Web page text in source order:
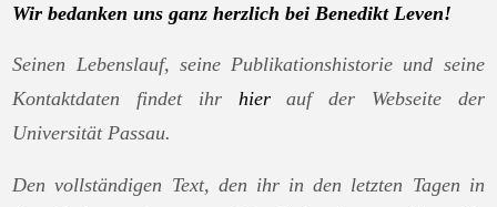
Wir bedanken uns ganz herzlich bei Benedikt Leven!
Seinen Lebenslauf, seine Publikationshistorie und seine
Kontaktdaten findet ihr hierauf der Webseite der
Universität Passau.
Den vollständigen Text, den ihr in den letzten Tagen in